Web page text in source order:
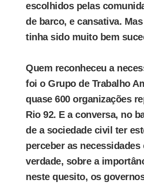
escolhidos pelas
de barco, e cansativa.
tinha sido muito bem
Quem reconheceu a
foi o Grupo de Trabalho
quase 600 organizações
Rio 92. E a conversa, no
de a sociedade civil ter
perceber as
verdade, sobre a
neste quesito, os